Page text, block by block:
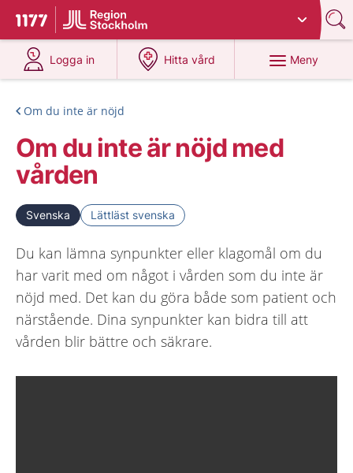
Till startsidan för 1177
Du har valt region
Logga in
på 1177.se
Hitta vård
på 1177.se
Meny
Om du inte är nöjd
Om du inte är nöjd med
vården
Svenska Lättläst svenska
Du kan lämna synpunkter eller klagomål om du
har varit med om något i vården som du inte är
nöjd med. Det kan du göra både som patient och
närstående. Dina synpunkter kan bidra till att
vården blir bättre och säkrare.